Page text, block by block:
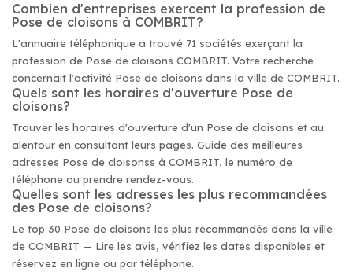
Combien d'entreprises exercent la profession de
Pose de cloisons à COMBRIT?
L'annuaire téléphonique a trouvé 71 sociétés exerçant la
profession de Pose de cloisons COMBRIT. Votre recherche
concernait l'activité Pose de cloisons dans la ville de COMBRIT.
Quels sont les horaires d'ouverture Pose de
cloisons?
Trouver les horaires d'ouverture d'un Pose de cloisons et au
alentour en consultant leurs pages. Guide des meilleures
adresses Pose de cloisonss à COMBRIT, le numéro de
téléphone ou prendre rendez-vous.
Quelles sont les adresses les plus recommandées
des Pose de cloisons?
Le top 30 Pose de cloisons les plus recommandés dans la ville
de COMBRIT — Lire les avis, vérifiez les dates disponibles et
réservez en ligne ou par téléphone.